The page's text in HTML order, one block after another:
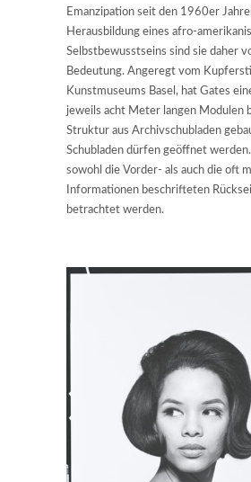
Emanzipation seit den 1960er
Herausbildung eines afro-
Selbstbewusstseins sind sie daher
Bedeutung. Angeregt vom
Kunstmuseums Basel, hat Gates
jeweils acht Meter langen Modulen
Struktur aus Archivschubladen
Schubladen dürfen geöffnet
sowohl die Vorder- als auch die oft
Informationen beschrifteten
betrachtet werden.